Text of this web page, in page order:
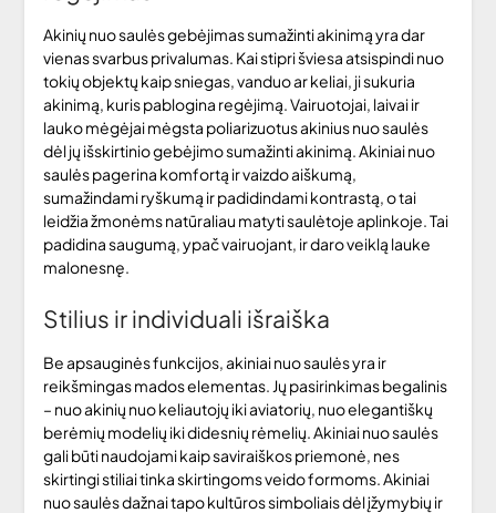
Akinių nuo saulės gebėjimas sumažinti akinimą yra dar
vienas svarbus privalumas. Kai stipri šviesa atsispindi nuo
tokių objektų kaip sniegas, vanduo ar keliai, ji sukuria
akinimą, kuris pablogina regėjimą. Vairuotojai, laivai ir
lauko mėgėjai mėgsta poliarizuotus akinius nuo saulės
dėl jų išskirtinio gebėjimo sumažinti akinimą. Akiniai nuo
saulės pagerina komfortą ir vaizdo aiškumą,
sumažindami ryškumą ir padidindami kontrastą, o tai
leidžia žmonėms natūraliau matyti saulėtoje aplinkoje. Tai
padidina saugumą, ypač vairuojant, ir daro veiklą lauke
malonesnę.
Stilius ir individuali išraiška
Be apsauginės funkcijos, akiniai nuo saulės yra ir
reikšmingas mados elementas. Jų pasirinkimas begalinis
– nuo ​​akinių nuo keliautojų iki aviatorių, nuo elegantiškų
berėmių modelių iki didesnių rėmelių. Akiniai nuo saulės
gali būti naudojami kaip saviraiškos priemonė, nes
skirtingi stiliai tinka skirtingoms veido formoms. Akiniai
nuo saulės dažnai tapo kultūros simboliais dėl įžymybių ir